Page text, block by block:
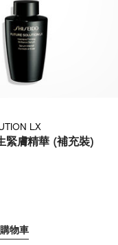
LX
緊膚精華 (補充裝)
物車